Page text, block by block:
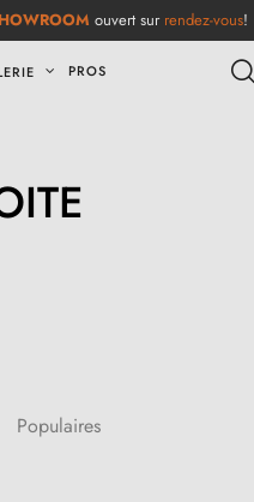
ouvert sur rendez-vous!
PROS
Populaires